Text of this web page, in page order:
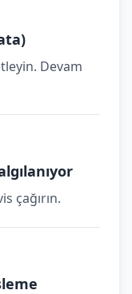
Devam
çağırın.